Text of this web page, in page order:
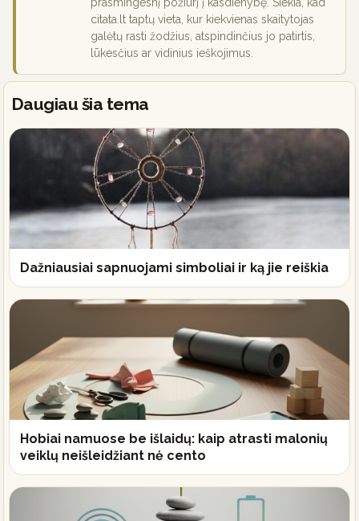
citata.lt taptų vieta, kur kiekvienas skaitytojas
galėtų rasti žodžius, atspindinčius jo patirtis,
lūkesčius ar vidinius ieškojimus.
Daugiau šia tema
Dažniausiai sapnuojami simboliai ir ką jie reiškia
Hobiai namuose be išlaidų: kaip atrasti malonių
veiklų neišleidžiant nė cento